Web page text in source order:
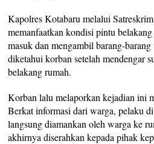
Kapolres Kotabaru melalui
memanfaatkan kondisi pintu
masuk dan mengambil barang-
diketahui korban setelah mendengar
belakang rumah.
Korban lalu melaporkan kejadian ini
Berkat informasi dari warga, pelaku
langsung diamankan oleh warga ke
akhirnya diserahkan kepada pihak